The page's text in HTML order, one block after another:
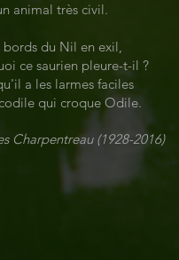
animal très civil.
bords du Nil en exil,
ce saurien pleure-t-il ?
a les larmes faciles
qui croque Odile.
Charpentreau (1928-2016)